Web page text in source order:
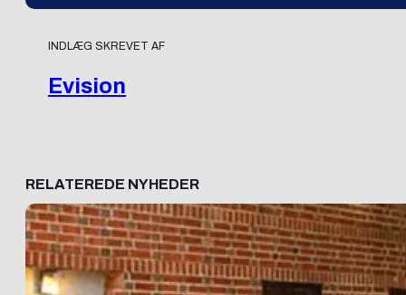
INDLÆG SKREVET AF
Evision
RELATEREDE NYHEDER